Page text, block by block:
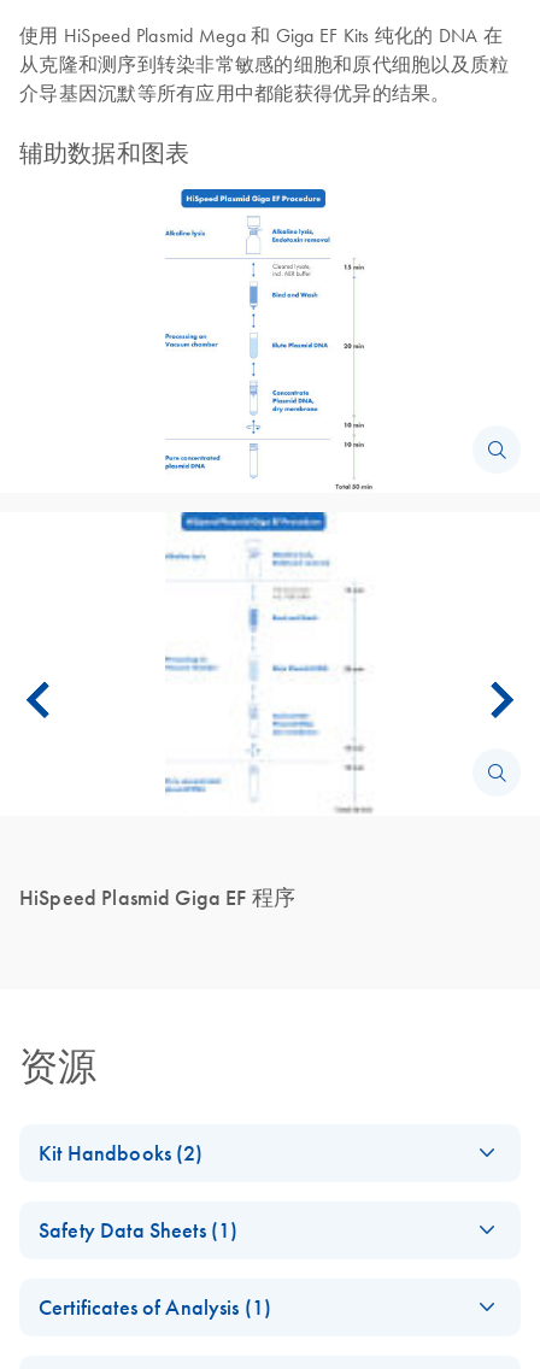
使用 HiSpeed Plasmid Mega 和 Giga EF Kits 纯化的 DNA 在
从克隆和测序到转染非常敏感的细胞和原代细胞以及质粒
介导基因沉默等所有应用中都能获得优异的结果。
辅助数据和图表
HiSpeed Plasmid Giga EF 程序
资源
Kit Handbooks (2)
Mega and Giga EF
Safety Data Sheets (1)
Certificates of Analysis (1)